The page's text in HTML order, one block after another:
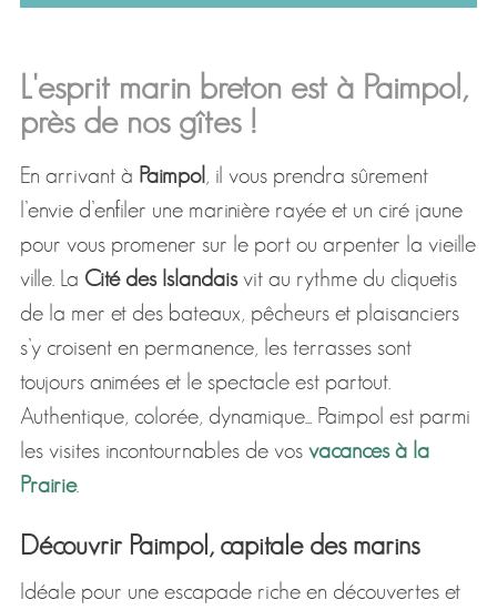
L'esprit marin breton est à Paimpol,
près de nos gîtes !
En arrivant à Paimpol , il vous prendra sûrement
l’envie d’enfiler une marinière rayée et un ciré jaune
pour vous promener sur le port ou arpenter la vieille
ville. La Cité des Islandaisvit au rythme du cliquetis
de la mer et des bateaux, pêcheurs et plaisanciers
s’y croisent en permanence, les terrasses sont
toujours animées et le spectacle est partout.
Authentique, colorée, dynamique... Paimpol est parmi
les visites incontournables de vos vacances à la
Prairie.
Découvrir Paimpol, capitale des marins
Idéale pour une escapade riche en découvertes et